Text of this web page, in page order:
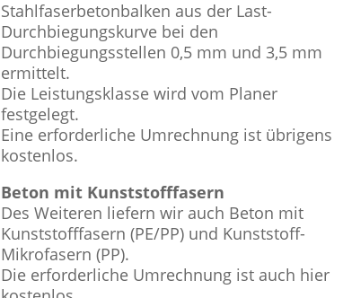
Stahlfaserbetonbalken aus der Last-
Durchbiegungskurve bei den
Durchbiegungsstellen 0,5 mm und 3,5 mm
ermittelt.
Die Leistungsklasse wird vom Planer
festgelegt.
Eine erforderliche Umrechnung ist übrigens
kostenlos.
Beton mit Kunststofffasern
Des Weiteren liefern wir auch Beton mit
Kunststofffasern (PE/PP) und Kunststoff-
Mikrofasern (PP).
Die erforderliche Umrechnung ist auch hier